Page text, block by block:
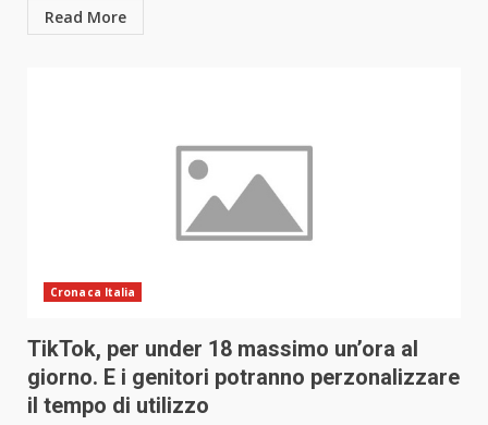
Read More
Cronaca Italia
TikTok, per under 18 massimo un’ora al
giorno. E i genitori potranno perzonalizzare
il tempo di utilizzo